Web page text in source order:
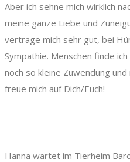
Aber ich sehne mich wirklich
meine ganze Liebe und
vertrage mich sehr gut, bei
Sympathie. Menschen finde
noch so kleine Zuwendung
freue mich auf Dich/Euch!
Hanna wartet im Tierheim